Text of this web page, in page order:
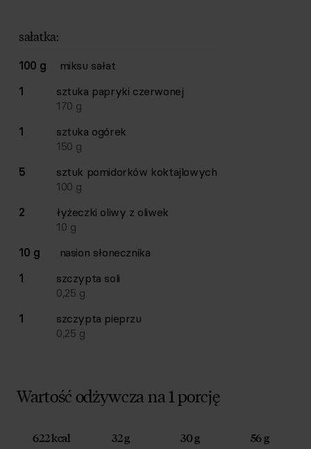
sałatka:
100 g
miksu sałat
1
sztuka papryki czerwonej
170 g
1
sztuka ogórek
150 g
5
sztuk pomidorków koktajlowych
100 g
2
łyżeczki oliwy z oliwek
10 g
10 g
nasion słonecznika
1
szczypta soli
0,25 g
1
szczypta pieprzu
0,25 g
Wartość odżywcza na 1 porcję
622 kcal 32 g 30 g 56 g